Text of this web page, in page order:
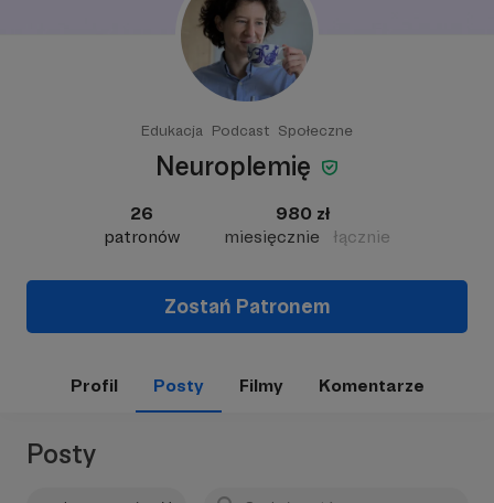
Edukacja Podcast Społeczne
Neuroplemię
26
patronów
980 zł
miesięcznie
łącznie
Zostań Patronem
Profil Posty Filmy Komentarze
Posty